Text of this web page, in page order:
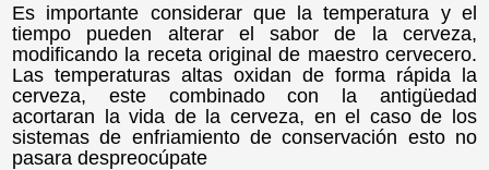
Es importante considerar que la temperatura y el
tiempo pueden alterar el sabor de la cerveza,
modificando la receta original de maestro cervecero.
Las temperaturas altas oxidan de forma rápida la
cerveza, este combinado con la antigüedad
acortaran la vida de la cerveza, en el caso de los
sistemas de enfriamiento de conservación esto no
pasara despreocúpate